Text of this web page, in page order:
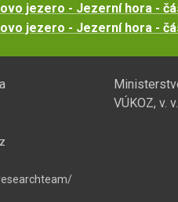
jezero - Jezerní hora -
jezero - Jezerní hora -
VÚKOZ, v.